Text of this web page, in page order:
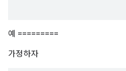
예 =========
가정하자